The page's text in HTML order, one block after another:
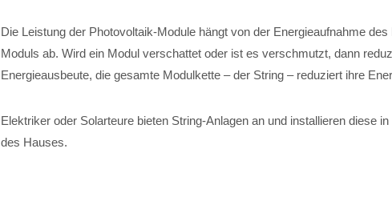
Die Leistung der Photovoltaik-Module hängt von der Energieaufnahme
Moduls ab. Wird ein Modul verschattet oder ist es verschmutzt, dann
Energieausbeute, die gesamte Modulkette – der String – reduziert ihre
Elektriker oder Solarteure bieten String-Anlagen an und installieren diese
des Hauses.